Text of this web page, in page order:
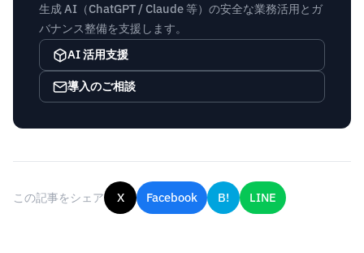
生成 AI（ChatGPT / Claude 等）の安全な業務活用とガ
バナンス整備を支援します。
AI 活用支援
導入のご相談
この記事をシェア X Facebook B! LINE